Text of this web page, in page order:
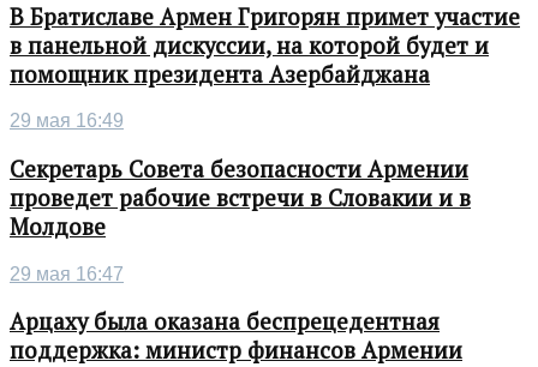
В Братиславе Армен Григорян примет участие
в панельной дискуссии, на которой будет и
помощник президента Азербайджана
29 мая 16:49
Секретарь Совета безопасности Армении
проведет рабочие встречи в Словакии и в
Молдове
29 мая 16:47
Арцаху была оказана беспрецедентная
поддержка: министр финансов Армении